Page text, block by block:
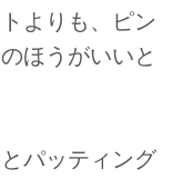
よりも、ピン
ほうがいいと
パッティング